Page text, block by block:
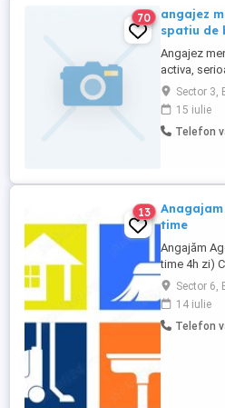
70
angajez
spatiu de
Angajez
activa,
atenta la
Sector 3,
15 iulie
Telefon
13
time
Angajăm
time 4h zi)
stabil?
Căutăm o
pentru rolul
Rolul tău:
Sector 6,
14 iulie
Telefon